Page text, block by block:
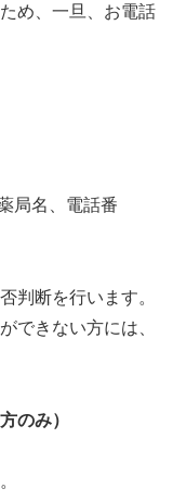
め、一旦、お電話
局名、電話番
断を行います。
できない方には、
のみ）